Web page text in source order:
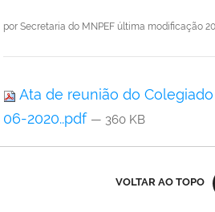
por Secretaria do MNPEF última modificação
Ata de reunião do
06-2020..pdf — 360 KB
VOLTAR AO TOPO